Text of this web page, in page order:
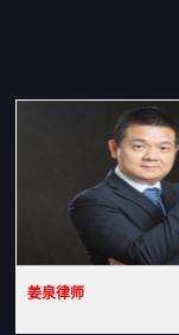
姜泉律师